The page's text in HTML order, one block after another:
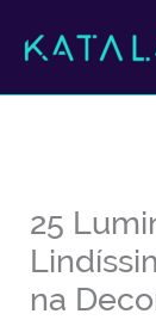
25
na